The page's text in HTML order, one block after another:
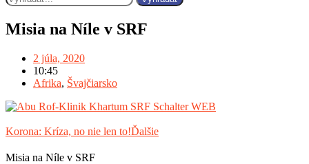
Misia na Níle v SRF
2 júla, 2020
10:45
Afrika, Švajčiarsko
Korona: Kríza, no nie len to!Ďalšie
Misia na Níle v SRF